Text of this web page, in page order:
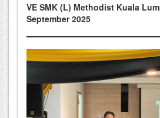
VE SMK (L) Methodist Kuala
September 2025